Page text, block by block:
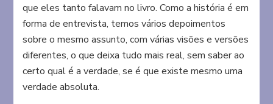
que eles tanto falavam no livro. Como a história é em
forma de entrevista, temos vários depoimentos
sobre o mesmo assunto, com várias visões e versões
diferentes, o que deixa tudo mais real, sem saber ao
certo qual é a verdade, se é que existe mesmo uma
verdade absoluta.